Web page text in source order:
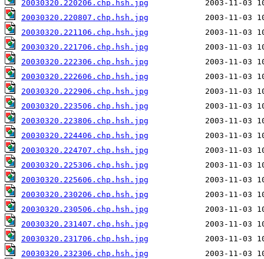
20030320.220206.chp.hsh.jpg
20030320.220807.chp.hsh.jpg
20030320.221106.chp.hsh.jpg
20030320.221706.chp.hsh.jpg
20030320.222306.chp.hsh.jpg
20030320.222606.chp.hsh.jpg
20030320.222906.chp.hsh.jpg
20030320.223506.chp.hsh.jpg
20030320.223806.chp.hsh.jpg
20030320.224406.chp.hsh.jpg
20030320.224707.chp.hsh.jpg
20030320.225306.chp.hsh.jpg
20030320.225606.chp.hsh.jpg
20030320.230206.chp.hsh.jpg
20030320.230506.chp.hsh.jpg
20030320.231407.chp.hsh.jpg
20030320.231706.chp.hsh.jpg
20030320.232306.chp.hsh.jpg